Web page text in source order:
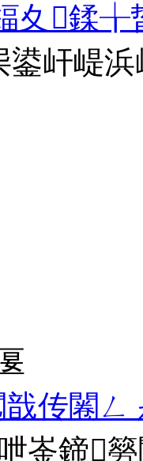
夊鍒╁
鍙屽崼
传闂
崟鍗